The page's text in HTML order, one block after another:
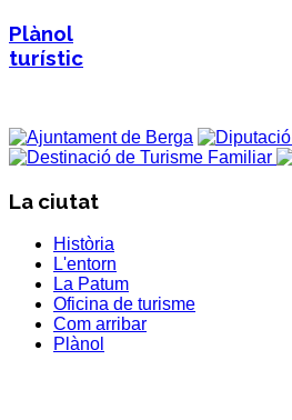
Plànol
turístic
La ciutat
Història
L'entorn
La Patum
Oficina de turisme
Com arribar
Plànol